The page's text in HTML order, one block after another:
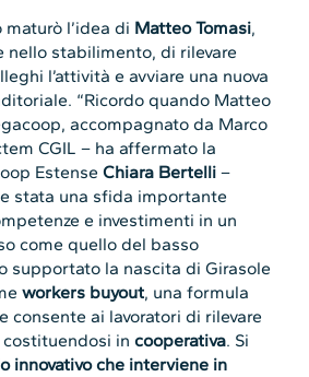
l’idea di Matteo Tomasi,
nello stabilimento, di rilevare
l’attività e avviare una nuova
“Ricordo quando Matteo
accompagnato da Marco
CGIL – ha affermato la
EstenseChiara Bertelli –
stata una sfida importante
e investimenti in un
come quello del basso
supportato la nascita di Girasole
workers buyout, una formula
consente ai lavoratori di rilevare
costituendosi incooperativa. Si
innovativo che interviene in